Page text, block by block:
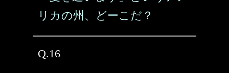
リカの州、どーこだ？
Q.16